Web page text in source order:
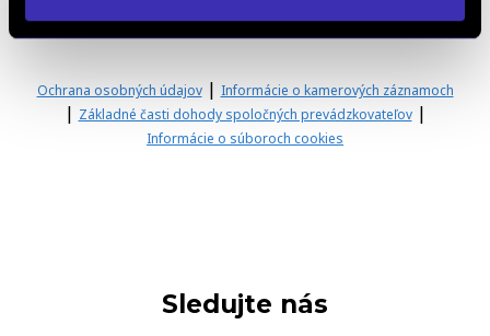
Ochrana osobných údajov| Informácie o kamerových záznamoch
| Základné časti dohody spoločných prevádzkovateľov|
Informácie o súboroch cookies
Sledujte nás